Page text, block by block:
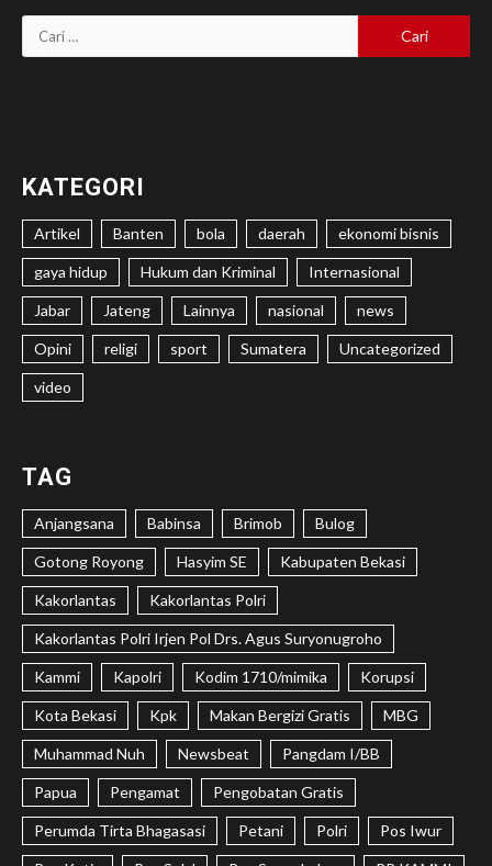
Cari
untuk:
KATEGORI
Artikel Banten bola daerah ekonomi bisnis
gaya hidup Hukum dan Kriminal Internasional
Jabar Jateng Lainnya nasional news
Opini religi sport Sumatera Uncategorized
video
TAG
Anjangsana Babinsa Brimob Bulog
Gotong Royong Hasyim SE Kabupaten Bekasi
Kakorlantas Kakorlantas Polri
Kakorlantas Polri Irjen Pol Drs. Agus Suryonugroho
Kammi Kapolri Kodim 1710/mimika Korupsi
Kota Bekasi Kpk Makan Bergizi Gratis MBG
Muhammad Nuh Newsbeat Pangdam I/BB
Papua Pengamat Pengobatan Gratis
Perumda Tirta Bhagasasi Petani Polri Pos Iwur